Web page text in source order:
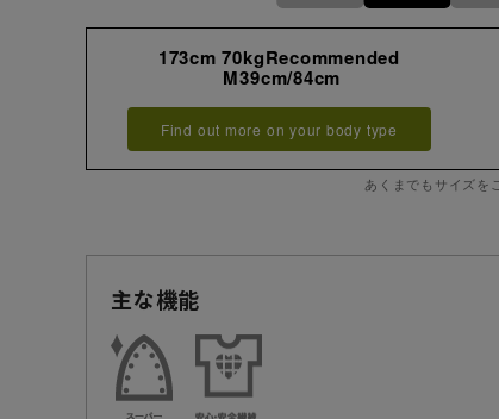
173cm 70kgRecommended
M39cm/84cm
Find out more on your body type
あくまでもサイズを
主な機能